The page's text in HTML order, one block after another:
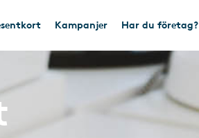
Kampanjer Har du företag?